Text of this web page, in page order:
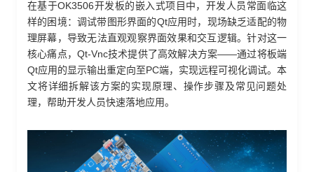
关于飞凌
天猫商城
淘宝商城
在基于OK3506开发板的嵌入式项目中，开发人员常面临这
样的困境：调试带图形界面的Qt应用时，现场缺乏适配的物
理屏幕，导致无法直观观察界面效果和交互逻辑。针对这一
核心痛点，Qt-Vnc技术提供了高效解决方案——通过将板端
Qt应用的显示输出重定向至PC端，实现远程可视化调试。本
文将详细拆解该方案的实现原理、操作步骤及常见问题处
理，帮助开发人员快速落地应用。